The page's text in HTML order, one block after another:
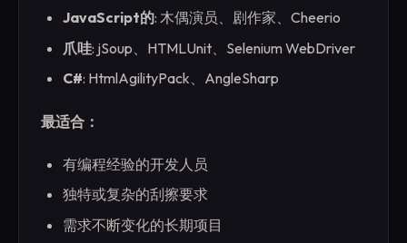
JavaScript的: 木偶演员、剧作家、Cheerio
爪哇: jSoup、HTMLUnit、Selenium WebDriver
C#: HtmlAgilityPack、AngleSharp
最适合：
有编程经验的开发人员
独特或复杂的刮擦要求
需求不断变化的长期项目